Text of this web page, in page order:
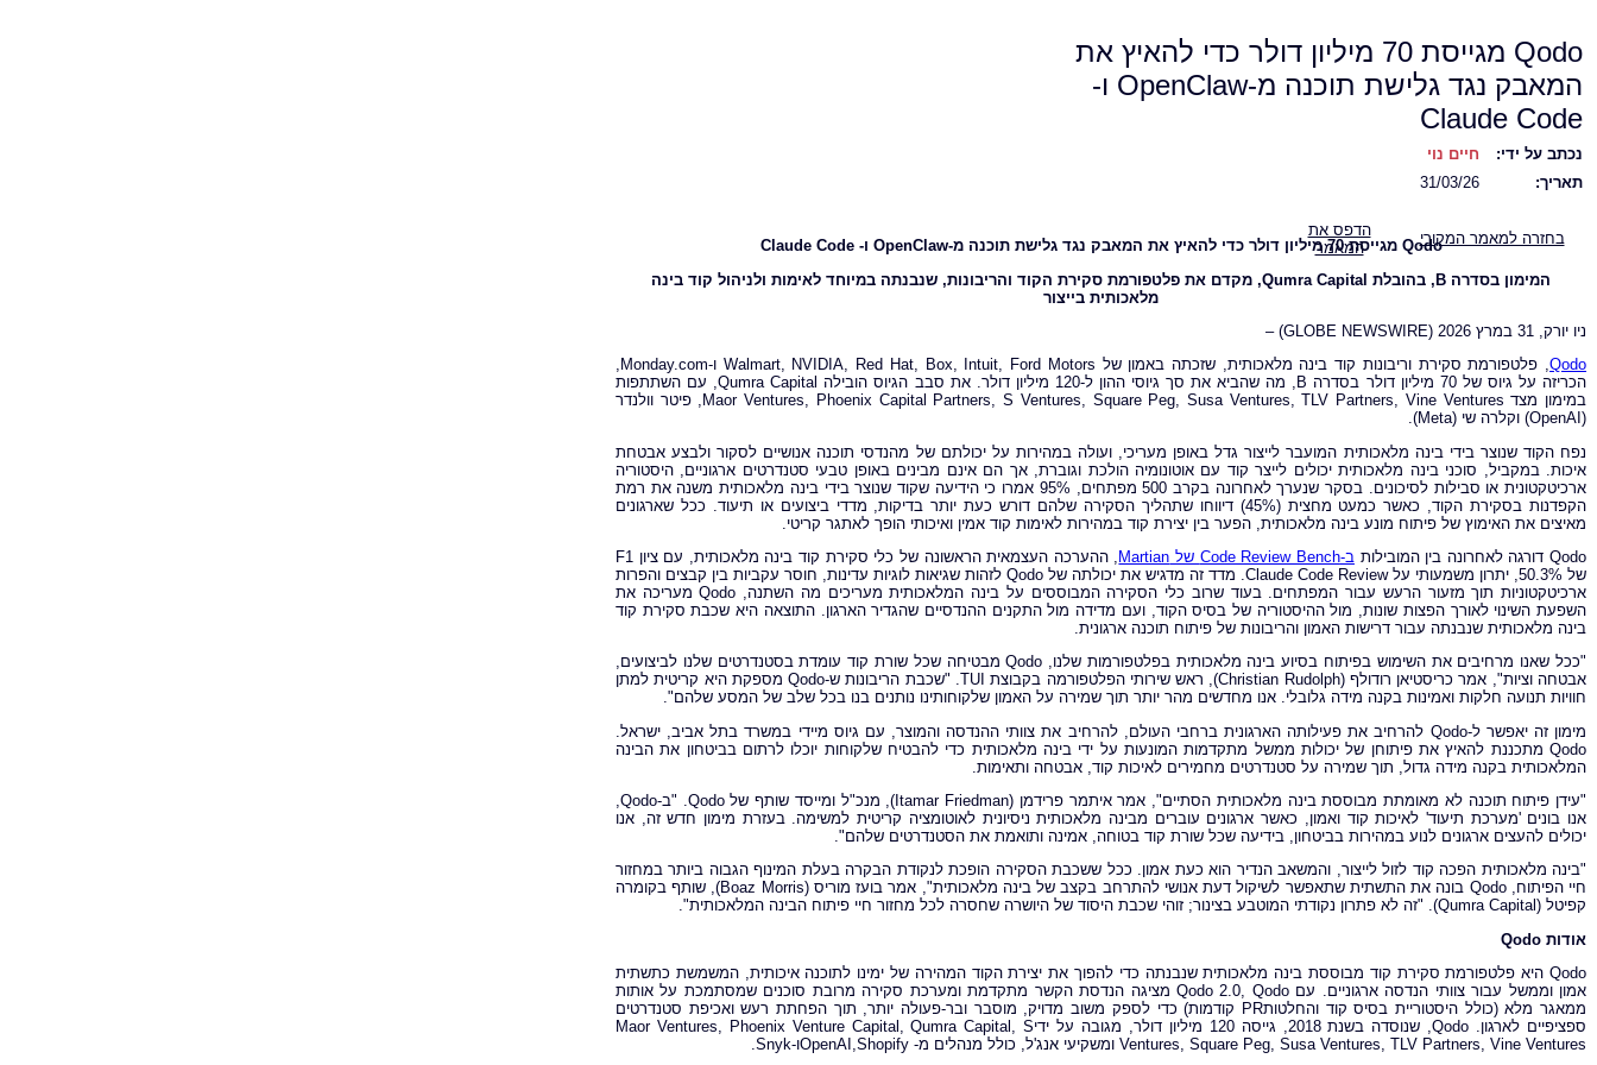
Qodo מגייסת 70 מיליון דולר כדי להאיץ את
המאבק נגד גלישת תוכנה מ-OpenClaw ו-
Claude Code
נכתב על ידי:
חיים נוי
תאריך:
31/03/26
בחזרה למאמר המקורי
הדפס את
המאמר
Qodo מגייסת 70 מיליון דולר כדי להאיץ את המאבק נגד גלישת תוכנה מ- OpenClaw ו-Claude Code
המימון בסדרה B, בהובלת Qumra Capital, מקדם את פלטפורמת סקירת הקוד והריבונות, שנבנתה במיוחד לאימות ולניהול קוד בינה
מלאכותית בייצור
ניו יורק, 31 במרץ 2026 (GLOBE NEWSWIRE) –
Qodo
, פלטפורמת סקירת וריבונות קוד בינה מלאכותית, שזכתה באמון של Walmart, NVIDIA, Red Hat, Box, Intuit, Ford Motors ו-Monday.com,
הכריזה על גיוס של 70 מיליון דולר בסדרה B, מה שהביא את סך גיוסי ההון ל-120 מיליון דולר. את סבב הגיוס הובילה Qumra Capital, עם השתתפות
במימון מצד Maor Ventures, Phoenix Capital Partners, S Ventures, Square Peg, Susa Ventures, TLV Partners, Vine Ventures, פיטר וולנדר
(OpenAI) וקלרה שי (Meta).
נפח הקוד שנוצר בידי בינה מלאכותית המועבר לייצור גדל באופן מעריכי, ועולה במהירות על יכולתם של מהנדסי תוכנה אנושיים לסקור ולבצע אבטחת
איכות. במקביל, סוכני בינה מלאכותית יכולים לייצר קוד עם אוטונומיה הולכת וגוברת, אך הם אינם מבינים באופן טבעי סטנדרטים ארגוניים, היסטוריה
ארכיטקטונית או סבילות לסיכונים. בסקר שנערך לאחרונה בקרב 500 מפתחים, 95% אמרו כי הידיעה שקוד שנוצר בידי בינה מלאכותית משנה את רמת
הקפדנות בסקירת הקוד, כאשר כמעט מחצית (45%) דיווחו שתהליך הסקירה שלהם דורש כעת יותר בדיקות, מדדי ביצועים או תיעוד. ככל שארגונים
מאיצים את האימוץ של פיתוח מונע בינה מלאכותית, הפער בין יצירת קוד במהירות לאימות קוד אמין ואיכותי הופך לאתגר קריטי.
Qodo דורגה לאחרונה בין המובילות
ב-Code Review Bench של Martian
, ההערכה העצמאית הראשונה של כלי סקירת קוד בינה מלאכותית, עם ציון F1
של 50.3%, יתרון משמעותי על Claude Code Review. מדד זה מדגיש את יכולתה של Qodo לזהות שגיאות לוגיות עדינות, חוסר עקביות בין קבצים והפרות
ארכיטקטוניות תוך מזעור הרעש עבור המפתחים. בעוד שרוב כלי הסקירה המבוססים על בינה המלאכותית מעריכים מה השתנה, Qodo מעריכה את
השפעת השינוי לאורך הפצות שונות, מול ההיסטוריה של בסיס הקוד, ועם מדידה מול התקנים ההנדסיים שהגדיר הארגון. התוצאה היא שכבת סקירת קוד
בינה מלאכותית שנבנתה עבור דרישות האמון והריבונות של פיתוח תוכנה ארגונית.
"ככל שאנו מרחיבים את השימוש בפיתוח בסיוע בינה מלאכותית בפלטפורמות שלנו, Qodo מבטיחה שכל שורת קוד עומדת בסטנדרטים שלנו לביצועים,
אבטחה וציות", אמר כריסטיאן רודולף (Christian Rudolph), ראש שירותי הפלטפורמה בקבוצת TUI. "שכבת הריבונות ש-Qodo מספקת היא קריטית למתן
חוויות תנועה חלקות ואמינות בקנה מידה גלובלי. אנו מחדשים מהר יותר תוך שמירה על האמון שלקוחותינו נותנים בנו בכל שלב של המסע שלהם".
מימון זה יאפשר ל-Qodo להרחיב את פעילותה הארגונית ברחבי העולם, להרחיב את צוותי ההנדסה והמוצר, עם גיוס מיידי במשרד בתל אביב, ישראל.
Qodo מתכננת להאיץ את פיתוחן של יכולות ממשל מתקדמות המונעות על ידי בינה מלאכותית כדי להבטיח שלקוחות יוכלו לרתום בביטחון את הבינה
המלאכותית בקנה מידה גדול, תוך שמירה על סטנדרטים מחמירים לאיכות קוד, אבטחה ותאימות.
אנו בונים 'מערכת תיעוד' לאיכות קוד ואמון, כאשר ארגונים עוברים מבינה מלאכותית ניסיונית לאוטומציה קריטית למשימה. בעזרת מימון חדש זה, אנו
יכולים להעצים ארגונים לנוע במהירות בביטחון, בידיעה שכל שורת קוד בטוחה, אמינה ותואמת את הסטנדרטים שלהם".
"בינה מלאכותית הפכה קוד לזול לייצור, והמשאב הנדיר הוא כעת אמון. ככל ששכבת הסקירה הופכת לנקודת הבקרה בעלת המינוף הגבוה ביותר במחזור
חיי הפיתוח, Qodo בונה את התשתית שתאפשר לשיקול דעת אנושי להתרחב בקצב של בינה מלאכותית", אמר בועז מוריס (Boaz Morris), שותף בקומרה
קפיטל (Qumra Capital). "זה לא פתרון נקודתי המוטבע בצינור; זוהי שכבת היסוד של היושרה שחסרה לכל מחזור חיי פיתוח הבינה המלאכותית".
אודות Qodo
Qodo היא פלטפורמת סקירת קוד מבוססת בינה מלאכותית שנבנתה כדי להפוך את יצירת הקוד המהירה של ימינו לתוכנה איכותית, המשמשת כתשתית
אמון וממשל עבור צוותי הנדסה ארגוניים. עם Qodo 2.0, Qodo מציגה הנדסת הקשר מתקדמת ומערכת סקירה מרובת סוכנים שמסתמכת על אותות
ממאגר מלא (כולל היסטוריית בסיס קוד והחלטותPR קודמות) כדי לספק משוב מדויק, מוסבר ובר-פעולה יותר, תוך הפחתת רעש ואכיפת סטנדרטים
ספציפיים לארגון. Qodo, שנוסדה בשנת 2018, גייסה 120 מיליון דולר, מגובה על ידיMaor Ventures, Phoenix Venture Capital, Qumra Capital, S
Ventures, Square Peg, Susa Ventures, TLV Partners, Vine Ventures ומשקיעי אנג'ל, כולל מנהלים מ- OpenAI,Shopifyו-Snyk.